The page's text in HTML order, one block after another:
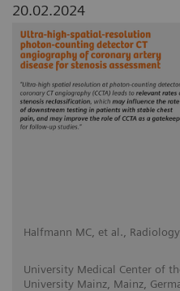
20.02.2024
Halfmann MC, et al.,
University Medical Center of
University Mainz, Mainz,